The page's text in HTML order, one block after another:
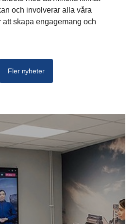
och involverar alla våra
att skapa engagemang och
Fler nyheter